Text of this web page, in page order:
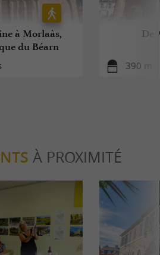
à Morlaàs,
du Béarn
De
390 m
À PROXIMITÉ